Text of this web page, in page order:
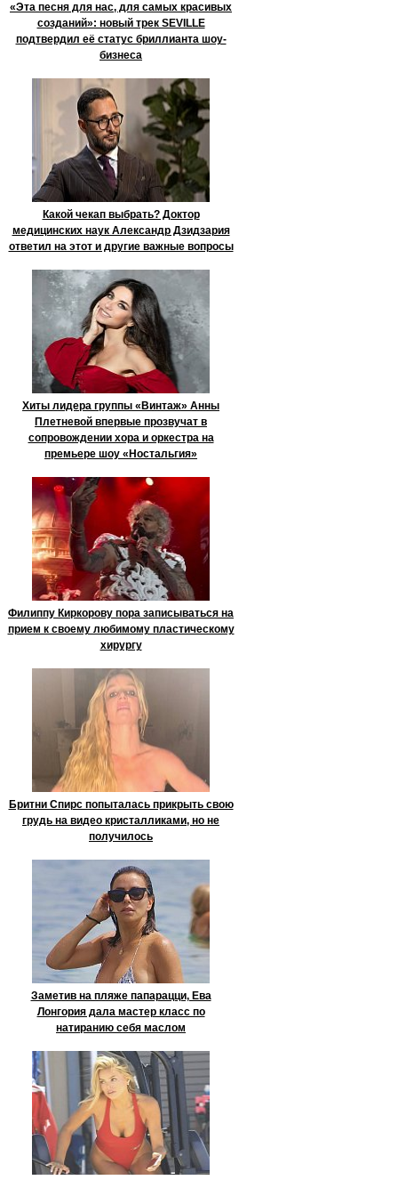
«Эта песня для нас, для самых красивых
созданий»: новый трек SEVILLE
подтвердил её статус бриллианта шоу-
бизнеса
Какой чекап выбрать? Доктор
медицинских наук Александр Дзидзария
ответил на этот и другие важные вопросы
Хиты лидера группы «Винтаж» Анны
Плетневой впервые прозвучат в
сопровождении хора и оркестра на
премьере шоу «Ностальгия»
Филиппу Киркорову пора записываться на
прием к своему любимому пластическому
хирургу
Бритни Спирс попыталась прикрыть свою
грудь на видео кристалликами, но не
получилось
Заметив на пляже папарацци, Ева
Лонгория дала мастер класс по
натиранию себя маслом